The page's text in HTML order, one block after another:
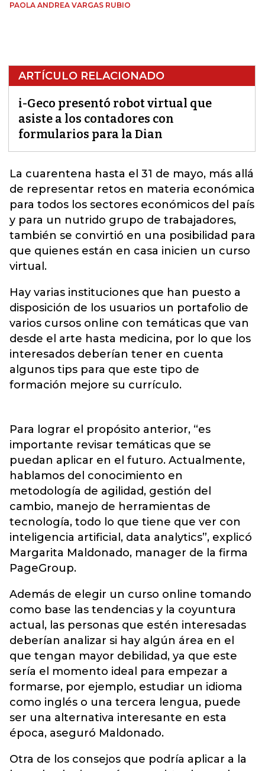
PAOLA ANDREA VARGAS RUBIO
ARTÍCULO RELACIONADO
i-Geco presentó robot virtual que
asiste a los contadores con
formularios para la Dian
La cuarentena hasta el 31 de mayo, más allá
de representar retos en materia económica
para todos los sectores económicos del país
y para un nutrido grupo de trabajadores,
también se convirtió en una posibilidad para
que quienes están en casa inicien un curso
virtual .
Hay varias instituciones que han puesto a
disposición de los usuarios un portafolio de
varios cursos online con temáticas que van
desde el arte hasta medicina, por lo que los
interesados deberían tener en cuenta
algunos tips para que este tipo de
formación mejore su currículo.
Para lograr el propósito anterior, “es
importante revisar temáticas que se
puedan aplicar en el futuro. Actualmente,
hablamos del conocimiento en
metodología de agilidad, gestión del
cambio, manejo de herramientas de
tecnología, todo lo que tiene que ver con
inteligencia artificial, data analytics”, explicó
Margarita Maldonado, manager de la firma
PageGroup.
Además de elegir un curso online tomando
como base las tendencias y la coyuntura
actual, las personas que estén interesadas
deberían analizar si hay algún área en el
que tengan mayor debilidad, ya que este
sería el momento ideal para empezar a
formarse, por ejemplo, estudiar un idioma
como inglés o una tercera lengua, puede
ser una alternativa interesante en esta
época, aseguró Maldonado.
Otra de los consejos que podría aplicar a la